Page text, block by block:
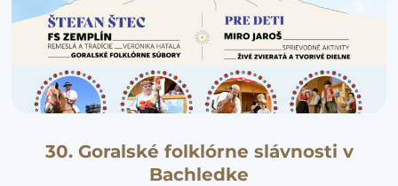
30. Goralské folklórne slávnosti v
Bachledke